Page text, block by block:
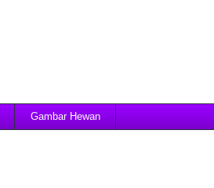
Gambar Hewan